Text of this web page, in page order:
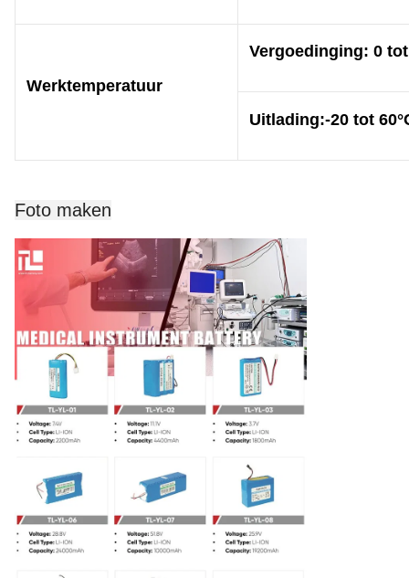
Werktemperatuur
Vergoedinging: 0
Uitlading:-20 tot
Foto maken